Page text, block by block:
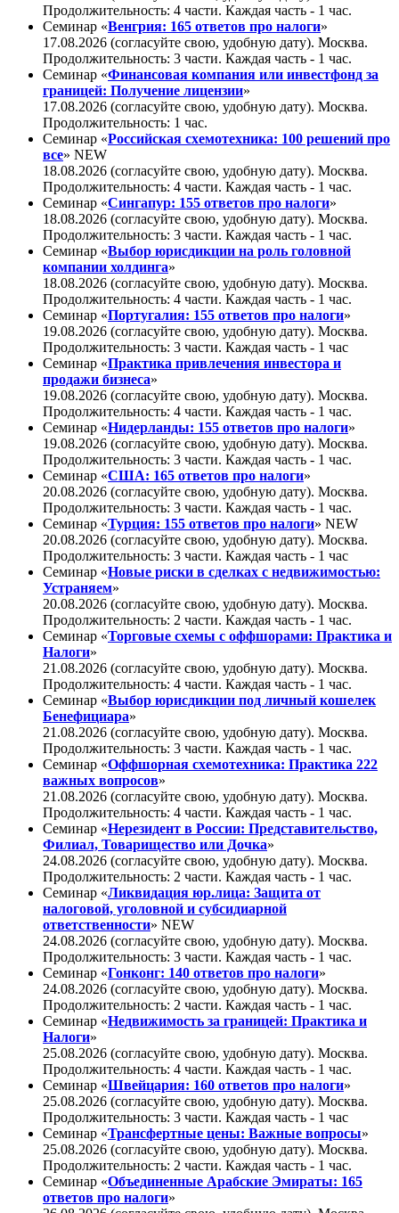
Продолжительность: 4 части. Каждая часть - 1 час.
Семинар «Венгрия: 165 ответов про налоги»
17.08.2026 (согласуйте свою, удобную дату). Москва.
Продолжительность: 3 части. Каждая часть - 1 час.
Семинар «Финансовая компания или инвестфонд за
границей: Получение лицензии»
17.08.2026 (согласуйте свою, удобную дату). Москва.
Продолжительность: 1 час.
Семинар «Российская схемотехника: 100 решений про
все» NEW
18.08.2026 (согласуйте свою, удобную дату). Москва.
Продолжительность: 4 части. Каждая часть - 1 час.
Семинар «Сингапур: 155 ответов про налоги»
18.08.2026 (согласуйте свою, удобную дату). Москва.
Продолжительность: 3 части. Каждая часть - 1 час.
Семинар «Выбор юрисдикции на роль головной
компании холдинга»
18.08.2026 (согласуйте свою, удобную дату). Москва.
Продолжительность: 4 части. Каждая часть - 1 час.
Семинар «Португалия: 155 ответов про налоги»
19.08.2026 (согласуйте свою, удобную дату). Москва.
Продолжительность: 3 части. Каждая часть - 1 час
Семинар «Практика привлечения инвестора и
продажи бизнеса»
19.08.2026 (согласуйте свою, удобную дату). Москва.
Продолжительность: 4 части. Каждая часть - 1 час.
Семинар «Нидерланды: 155 ответов про налоги»
19.08.2026 (согласуйте свою, удобную дату). Москва.
Продолжительность: 3 части. Каждая часть - 1 час.
Семинар «США: 165 ответов про налоги»
20.08.2026 (согласуйте свою, удобную дату). Москва.
Продолжительность: 3 части. Каждая часть - 1 час.
Семинар «Турция: 155 ответов про налоги» NEW
20.08.2026 (согласуйте свою, удобную дату). Москва.
Продолжительность: 3 части. Каждая часть - 1 час
Семинар «Новые риски в сделках с недвижимостью:
Устраняем»
20.08.2026 (согласуйте свою, удобную дату). Москва.
Продолжительность: 2 части. Каждая часть - 1 час.
Семинар «Торговые схемы с оффшорами: Практика и
Налоги»
21.08.2026 (согласуйте свою, удобную дату). Москва.
Продолжительность: 4 части. Каждая часть - 1 чаc.
Семинар «Выбор юрисдикции под личный кошелек
Бенефициара»
21.08.2026 (согласуйте свою, удобную дату). Москва.
Продолжительность: 3 части. Каждая часть - 1 час.
Семинар «Оффшорная схемотехника: Практика 222
важных вопросов»
21.08.2026 (согласуйте свою, удобную дату). Москва.
Продолжительность: 4 части. Каждая часть - 1 час.
Семинар «Нерезидент в России: Представительство,
Филиал, Товарищество или Дочка»
24.08.2026 (согласуйте свою, удобную дату). Москва.
Продолжительность: 2 части. Каждая часть - 1 час.
Семинар «Ликвидация юр.лица: Защита от
налоговой, уголовной и субсидиарной
ответственности» NEW
24.08.2026 (согласуйте свою, удобную дату). Москва.
Продолжительность: 3 части. Каждая часть - 1 час.
Семинар «Гонконг: 140 ответов про налоги»
24.08.2026 (согласуйте свою, удобную дату). Москва.
Продолжительность: 2 части. Каждая часть - 1 час.
Семинар «Недвижимость за границей: Практика и
Налоги»
25.08.2026 (согласуйте свою, удобную дату). Москва.
Продолжительность: 4 части. Каждая часть - 1 час.
Семинар «Швейцария: 160 ответов про налоги»
25.08.2026 (согласуйте свою, удобную дату). Москва.
Продолжительность: 3 части. Каждая часть - 1 час
Семинар «Трансфертные цены: Важные вопросы»
25.08.2026 (согласуйте свою, удобную дату). Москва.
Продолжительность: 2 части. Каждая часть - 1 час.
Семинар «Объединенные Арабские Эмираты: 165
ответов про налоги»